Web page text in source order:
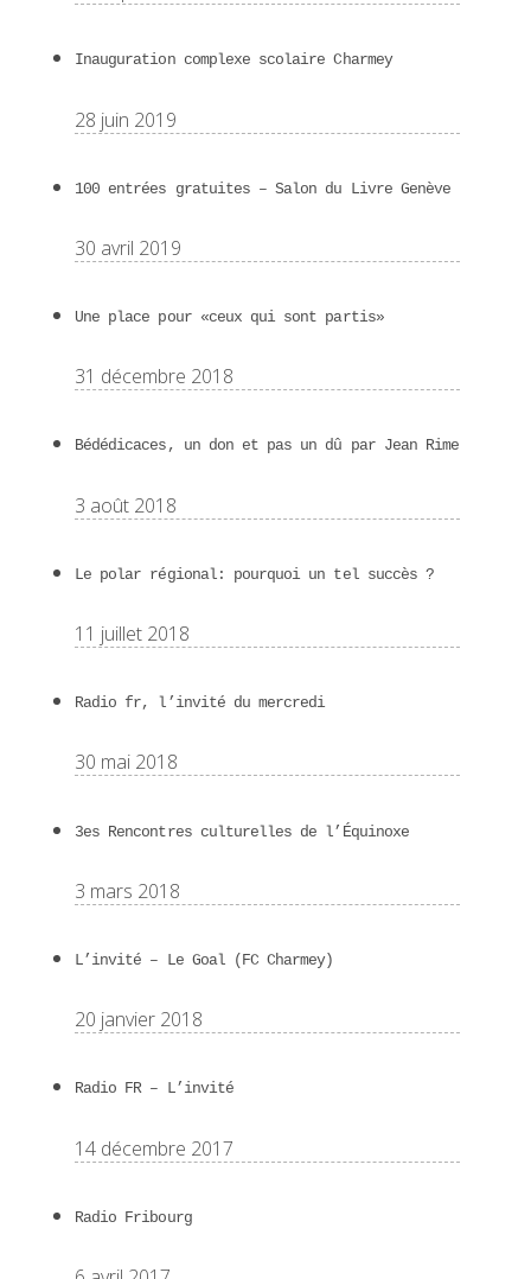
Inauguration complexe scolaire Charmey
28 juin 2019
100 entrées gratuites – Salon du Livre Genève
30 avril 2019
Une place pour «ceux qui sont partis»
31 décembre 2018
Bédédicaces, un don et pas un dû par Jean Rime
3 août 2018
Le polar régional: pourquoi un tel succès ?
11 juillet 2018
Radio fr, l’invité du mercredi
30 mai 2018
3es Rencontres culturelles de l’Équinoxe
3 mars 2018
L’invité – Le Goal (FC Charmey)
20 janvier 2018
Radio FR – L’invité
14 décembre 2017
Radio Fribourg